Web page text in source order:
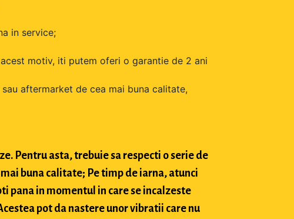
in service;
motiv, iti putem oferi o garantie de 2 ani
aftermarket de cea mai buna calitate,
Pentru asta, trebuie sa respecti o serie de
buna calitate; Pe timp de iarna, atunci
pana in momentul in care se incalzeste
pot da nastere unor vibratii care nu